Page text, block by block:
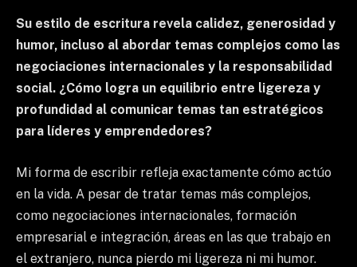
Su estilo de escritura revela calidez, generosidad y
humor, incluso al abordar temas complejos como las
negociaciones internacionales y la responsabilidad
social. ¿Cómo logra un equilibrio entre ligereza y
profundidad al comunicar temas tan estratégicos
para líderes y emprendedores?
Mi forma de escribir refleja exactamente cómo actúo
en la vida. A pesar de tratar temas más complejos,
como negociaciones internacionales, formación
empresarial e integración, áreas en las que trabajo en
el extranjero, nunca pierdo mi ligereza ni mi humor.